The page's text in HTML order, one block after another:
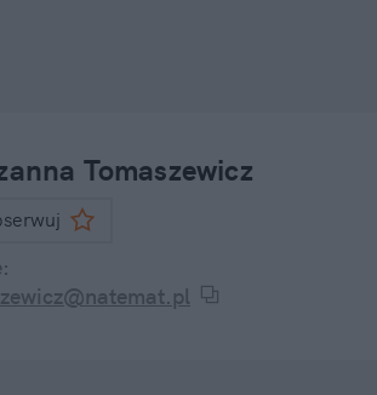
Tomaszewicz